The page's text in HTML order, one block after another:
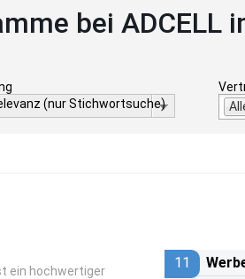
bei ADCELL
(nur Stichwortsuche)
ein hochwertiger
11